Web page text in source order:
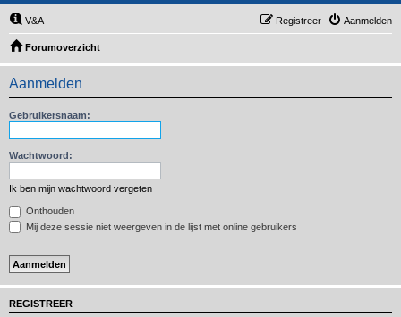
V&A Aanmelden
Registreer
Forumoverzicht
Aanmelden
Gebruikersnaam:
Wachtwoord:
Ik ben mijn wachtwoord vergeten
Onthouden
Mij deze sessie niet weergeven in de lijst met online gebruikers
REGISTREER